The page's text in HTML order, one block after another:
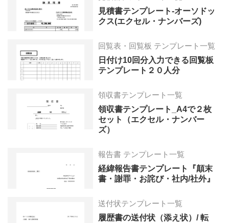
見積書テンプレート-オーソドッ
クス(エクセル・ナンバーズ)
回覧表・回覧板 テンプレート一覧
日付け10回分入力できる回覧板
テンプレート２０人分
領収書テンプレート一覧
領収書テンプレート_A4で２枚
セット（エクセル・ナンバー
ズ）
報告書 テンプレート一覧
経緯報告書テンプレート『顛末
書・謝罪・お詫び・社内/社外』
送付状テンプレート一覧
履歴書の送付状（添え状）/ 転